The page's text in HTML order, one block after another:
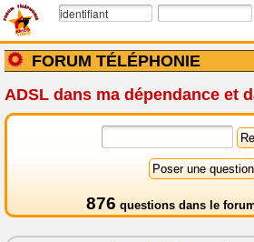
FORUM TÉLÉPHONIE
ADSL dans ma dépendance et
876 questions dans le